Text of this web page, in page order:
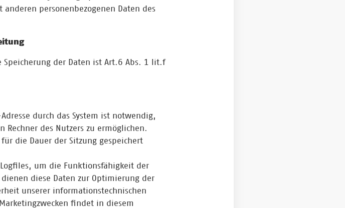
personenbezogenen Daten des
Speicherung der Daten ist Art.6 Abs. 1 lit.f
durch das System ist notwendig,
Rechner des Nutzers zu ermöglichen.
die Dauer der Sitzung gespeichert
um die Funktionsfähigkeit der
diese Daten zur Optimierung der
unserer informationstechnischen
findet in diesem